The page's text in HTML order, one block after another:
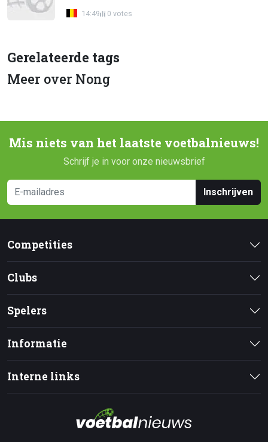
14:49 0 votes
Gerelateerde tags
Meer over Nong
Mis niets van het laatste voetbalnieuws!
Schrijf je in voor onze nieuwsbrief
Inschrijven
Competities
Clubs
Spelers
Informatie
Interne links